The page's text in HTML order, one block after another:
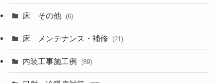
床 その他 (6)
床 メンテナンス・補修 (21)
内装工事施工例 (89)